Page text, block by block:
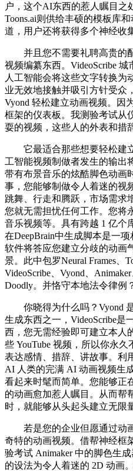
户，这个AI东西的惹人瞩目之
Toons.ai则供给丰硕的模板库
道，用户还将获得多个神经收
并且您不需要礼聘高贵的
视频编纂东西。VideoScribe
人工智能会将这些文字转换为
业无效地接触并吸引方针受众
Vyond 轻松建立动画视频。因
框架的仪表板。我测验考试从
耍的视频，这些人的外表和措
它最适合那些想要轻松建
工智能视频制做者发生的输出
带有布景音乐的炫酷脚色动画
事，您能够制做令人着迷的视
跳舞、行走和腾跃，市场需求
您就无需担忧任何工作。您将
音乐视频等。具有跨越 1 亿个
在DeepBrain中生成脚本是一
软件将答应您建立分歧的动画
景。此中包罗Neural Frames、
VideoScribe、Vyond、
Doodly。并恪守本地法令律例
你晓得为什么吗？Vyond
生成东西之一，VideoScribe
西，您无需经验即可建立本人
些 YouTube 视频，所以你永
表达感情、措辞、讲故事。利
AI 人类的完满 AI 动画视频生
看起来时髦而简单。您能够正
的动画愈加惹人瞩目。从而帮
时，就能够从头起头建立无限
若是您的企业但愿通过动
奇特的动画视频。借帮神经框
验考试 Animaker 中的脚色生
的设法为令人着迷的 2D 动画